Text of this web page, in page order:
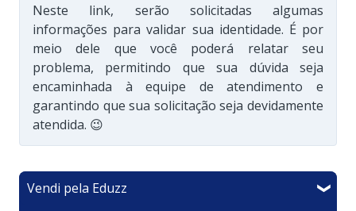
Neste link, serão solicitadas algumas
informações para validar sua identidade. É por
meio dele que você poderá relatar seu
problema, permitindo que sua dúvida seja
encaminhada à equipe de atendimento e
garantindo que sua solicitação seja devidamente
atendida. 😉
Vendi pela Eduzz